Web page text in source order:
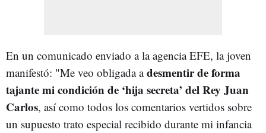
En un comunicado enviado a la agencia EFE, la joven
manifestó: "Me veo obligada adesmentir de forma
tajante mi condición de ‘hija secreta’ del Rey Juan
Carlos, así como todos los comentarios vertidos sobre
un supuesto trato especial recibido durante mi infancia